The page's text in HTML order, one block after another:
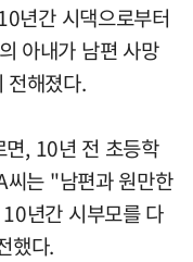
년간 시댁으로부터
아내가 남편 사망
전해졌다.
, 10년 전 초등학
씨는 "남편과 원만한
년간 시부모를 다
했다.